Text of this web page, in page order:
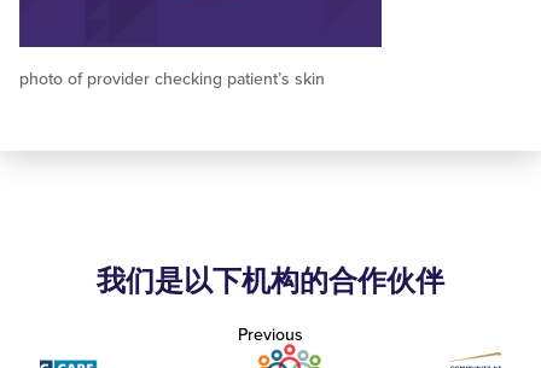
photo of provider checking patient’s skin
我们是以下机构的合作伙伴
Previous